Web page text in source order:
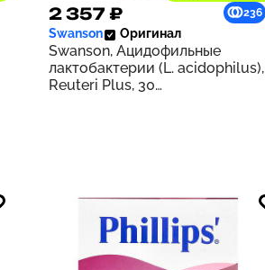
2 357 ₽ 236
Swanson Оригинал
Swanson, Ацидофильные
лактобактерии (L. acidophilus),
Reuteri Plus, 30